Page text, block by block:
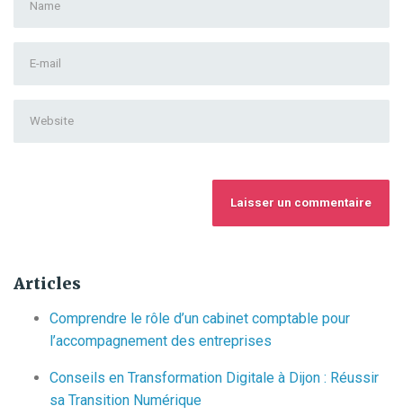
Last
name*
Address*
Articles
Comprendre le rôle d’un cabinet comptable pour
l’accompagnement des entreprises
Conseils en Transformation Digitale à Dijon : Réussir
sa Transition Numérique